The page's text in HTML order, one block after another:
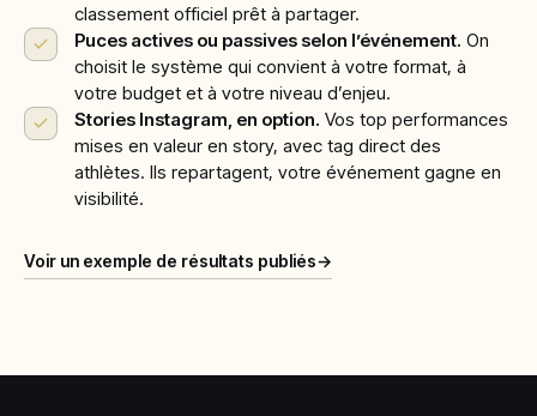
classement officiel prêt à partager.
Puces actives ou passives selon l’événement. On
choisit le système qui convient à votre format, à
votre budget et à votre niveau d’enjeu.
Stories Instagram, en option. Vos top performances
mises en valeur en story, avec tag direct des
athlètes. Ils repartagent, votre événement gagne en
visibilité.
Voir un exemple de résultats publiés→